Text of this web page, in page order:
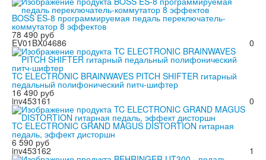
BOSS ES-8 программируемая педаль переключатель-
коммутатор 8 эффектов
78 490 руб
0
EV01BX04686
TC ELECTRONIC BRAINWAVES PITCH SHIFTER гитарный
педальный полифонический питч-шифтер
16 490 руб
0
inv453161
TC ELECTRONIC GRAND MAGUS DISTORTION гитарная
педаль, эффект дисторшн
6 590 руб
1
inv453162